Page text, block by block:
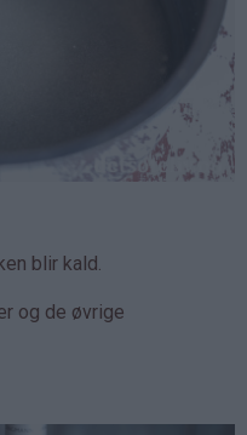
blir kald.
og de øvrige